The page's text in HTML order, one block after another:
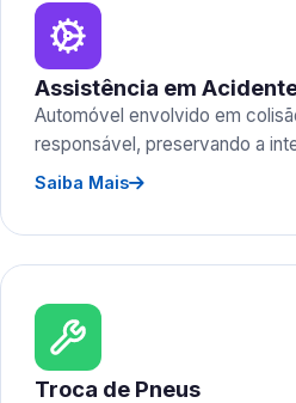
Assistência em
Automóvel envolvido em
responsável, preservando a
Saiba Mais
Troca de Pneus